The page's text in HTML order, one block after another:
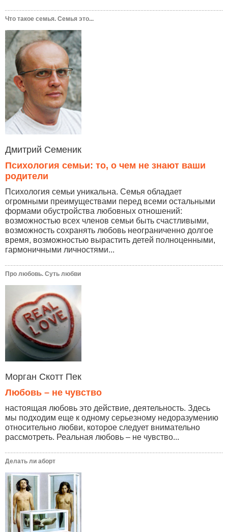
Что такое семья. Семья это...
Дмитрий Семеник
Психология семьи: то, о чем не знают ваши
родители
Психология семьи уникальна. Семья обладает
огромными преимуществами перед всеми остальными
формами обустройства любовных отношений:
возможностью всех членов семьи быть счастливыми,
возможность сохранять любовь неограниченно долгое
время, возможностью вырастить детей полноценными,
гармоничными личностями...
Про любовь. Суть любви
Морган Скотт Пек
Любовь – не чувство
настоящая любовь это действие, деятельность. Здесь
мы подходим еще к одному серьезному недоразумению
относительно любви, которое следует внимательно
рассмотреть. Реальная любовь – не чувство...
Делать ли аборт